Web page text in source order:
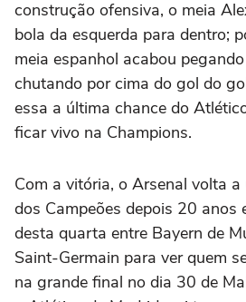
construção ofensiva, o meia
bola da esquerda para dentro;
meia espanhol acabou
chutando por cima do gol do
essa a última chance do
ficar vivo na Champions.
Com a vitória, o Arsenal volta
dos Campeões depois 20 anos
desta quarta entre Bayern de
Saint-Germain para ver quem
na grande final no dia 30 de